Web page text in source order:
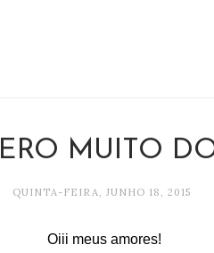
MUITO
QUINTA-FEIRA, JUNHO 18, 2015
Oiii meus amores!